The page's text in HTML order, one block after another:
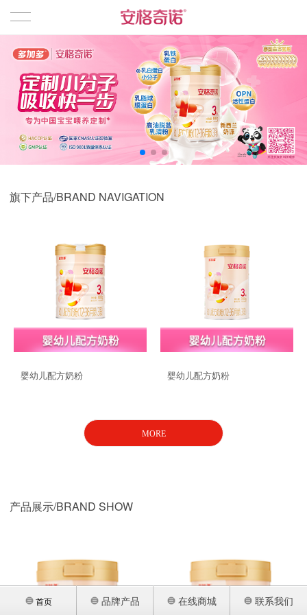
旗下产品/BRAND NAVIGATION
婴幼儿配方奶粉 婴幼儿配方奶粉
MORE
产品展示/BRAND SHOW
首页
品牌产品
婴幼儿奶粉
企业文化
关于我们
品牌战略
首页 品牌产品 在线商城 联系我们